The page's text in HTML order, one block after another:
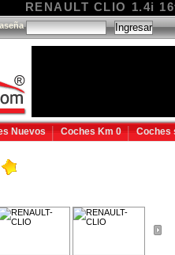
RENAULT CLIO 1.4i
Nuevos Coches Km 0 Coches